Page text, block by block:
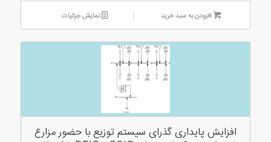
افزودن به سبد خرید نمایش جزئیات
افزایش پایداری گذرای سیستم توزیع با حضور مزارع